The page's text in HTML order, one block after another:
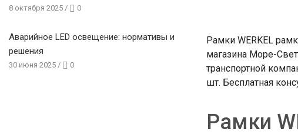
8 октября 2025 / 0
Аварийное LED освещение: нормативы и
решения
30 июня 2025 / 0
Рамки WERKEL
магазина Море-
транспортной
шт. Бесплатная
Рамки